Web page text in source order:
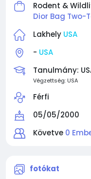
Rodent &
Dior Bag Two-
Lakhely USA
- USA
Tanulmány:
Végzettség: USA
Férfi
05/05/2000
Követve 0
fotókat